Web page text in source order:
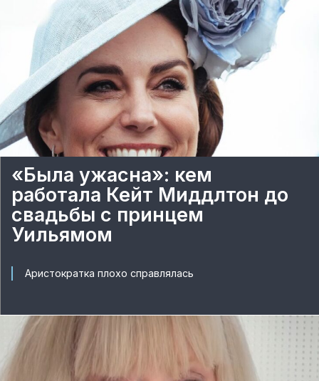
«Была ужасна»: кем
работала Кейт Миддлтон до
свадьбы с принцем
Уильямом
Аристократка плохо справлялась